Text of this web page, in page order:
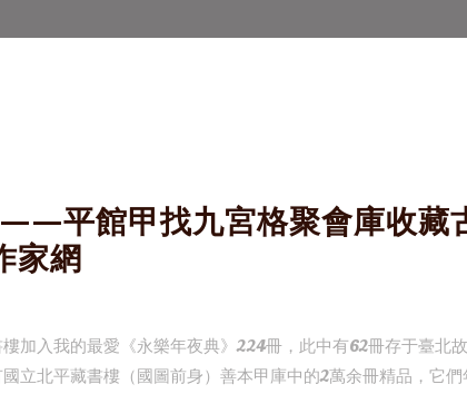
平館甲找九宮格聚會庫收藏
家網
加入我的最愛《永樂年夜典》224冊，此中有62冊存于臺北
立北平藏書樓（國圖前身）善本甲庫中的2萬余冊精品，它